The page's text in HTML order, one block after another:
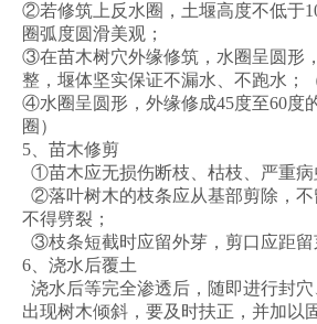
②若修筑上反水圈，土堰高度不低于
圈弧度圆滑美观；
③在苗木树穴外缘修筑，水圈呈圆形
整，堰体坚实保证不漏水、不跑水；
④水圈呈圆形，外缘修成45度至60度
圈）
5、苗木修剪
①苗木应无损伤断枝、枯枝、严重病
②落叶树木的枝条应从基部剪除，不
不得劈裂；
③枝条短截时应留外芽，剪口应距留
6、浇水后覆土
浇水后等完全渗透后，随即进行封穴
出现树木倾斜，要及时扶正，并加以